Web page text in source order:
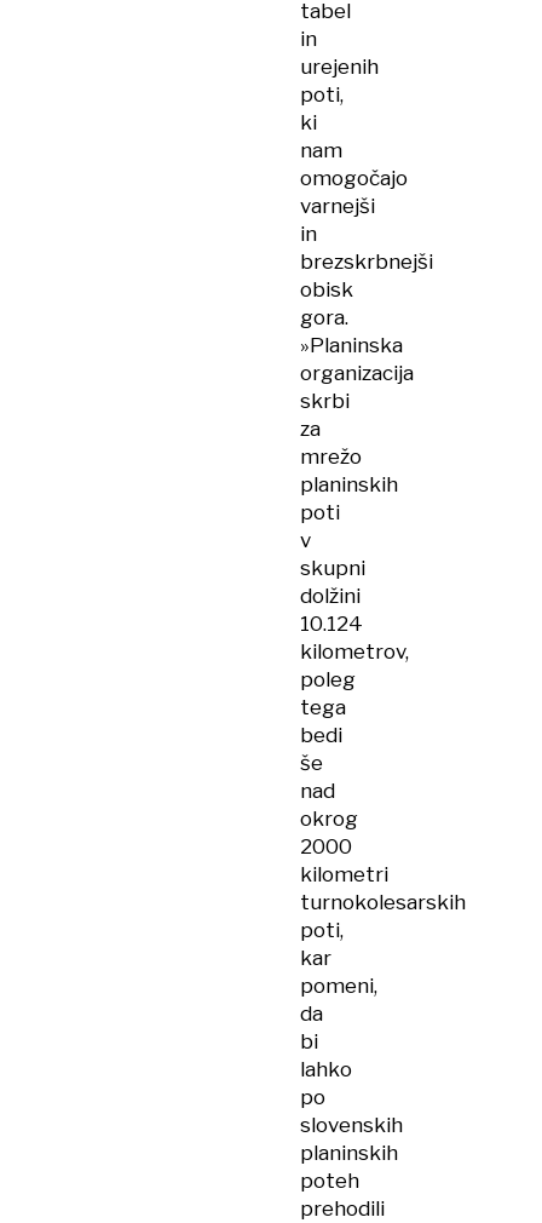
tabel
in
urejenih
poti,
ki
nam
omogočajo
varnejši
in
brezskrbnejši
obisk
gora.
»Planinska
organizacija
skrbi
za
mrežo
planinskih
poti
v
skupni
dolžini
10.124
kilometrov,
poleg
tega
bedi
še
nad
okrog
2000
kilometri
turnokolesarskih
poti,
kar
pomeni,
da
bi
lahko
po
slovenskih
planinskih
poteh
prehodili